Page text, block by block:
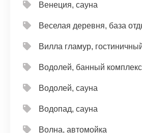
Венеция, сауна
Веселая деревня, база
Вилла гламур,
Водолей, банный комплекс
Водолей, сауна
Водопад, сауна
Волна, автомойка